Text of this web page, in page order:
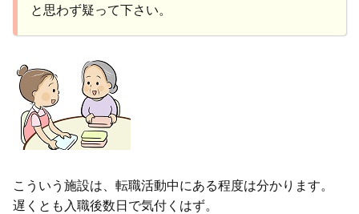
と思わず疑って下さい。
こういう施設は、転職活動中にある程度は分かります。
遅くとも入職後数日で気付くはず。